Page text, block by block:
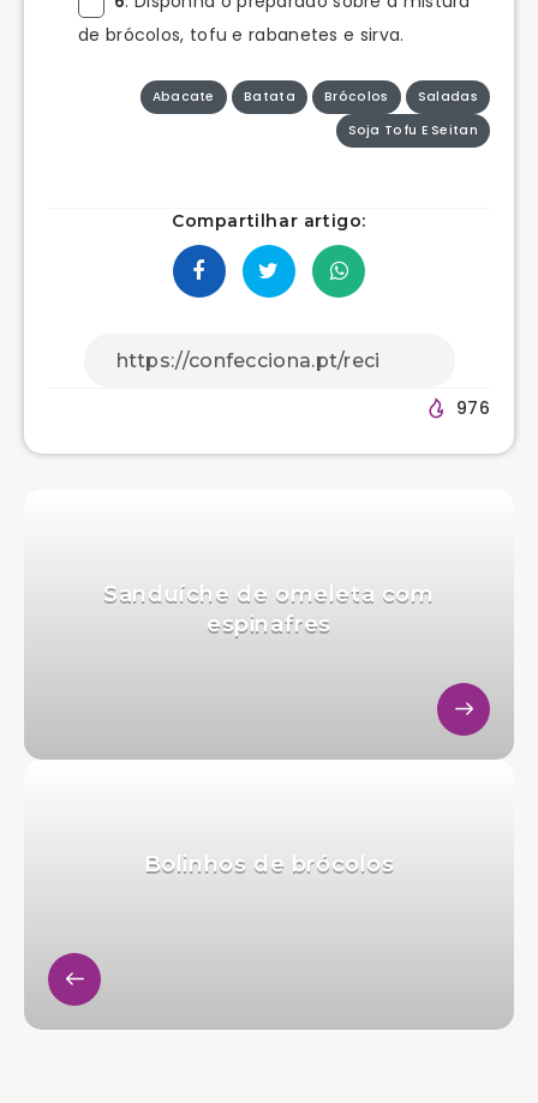
de brócolos, tofu e rabanetes e sirva.
Abacate Batata Brócolos
Saladas
Soja Tofu E Seitan
Compartilhar artigo:
976
Sanduíche de omeleta com
espinafres
Bolinhos de brócolos